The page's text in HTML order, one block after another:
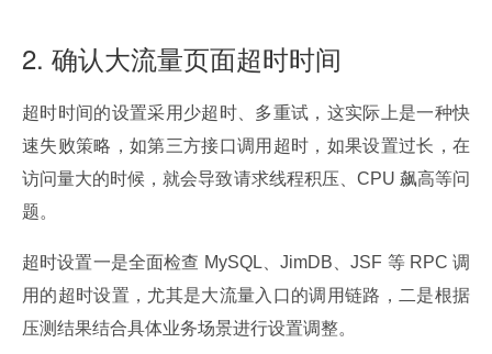
2. 确认大流量页面超时时间
超时时间的设置采用少超时、多重试，这实际上是一种快
速失败策略，如第三方接口调用超时，如果设置过长，在
访问量大的时候，就会导致请求线程积压、CPU 飙高等问
题。
超时设置一是全面检查 MySQL、JimDB、JSF 等 RPC 调
用的超时设置，尤其是大流量入口的调用链路，二是根据
压测结果结合具体业务场景进行设置调整。